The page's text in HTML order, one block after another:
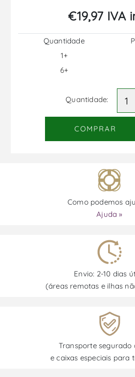
€19,97 IVA
Quantidade
1+
6+
Quantidade:
COMPRAR
Como podemos
Ajuda »
Envio: 2-10 dias
(áreas remotas e ilhas
Transporte segurado
e caixas especiais para